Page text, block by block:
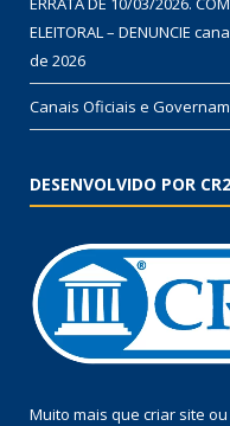
ELEITORAL – DENUNCIE
de 2026
Canais Oficiais e
DESENVOLVIDO POR CR2
Muito mais que criar site ou